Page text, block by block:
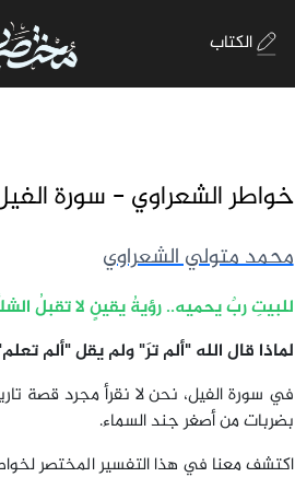
الكتاب
خواطر الشعراوي - سورة
محمد متولي الشعراوي
للبيتِ ربٌ يحميه.. رؤيةُ يقينٍ لا تقبلُ
لماذا قال الله "ألم ترَ" ولم يقل "ألم
في سورة الفيل، نحن لا نقرأ مجرد قصة
بضربات من أصغر جند السماء.
اكتشف معنا في هذا التفسير المختصر